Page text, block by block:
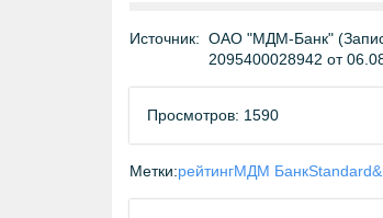
Источник: ОАО "МДМ-Банк"
2095400028942 от
Просмотров: 1590
Метки:рейтингМДМ Банк